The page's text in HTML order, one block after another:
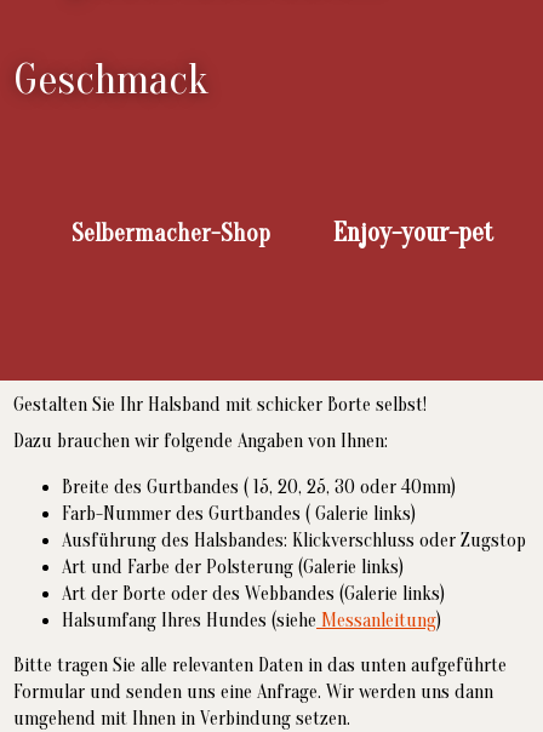
Geschmack
Selbermacher-Shop Enjoy-your-pet
Gestalten Sie Ihr Halsband mit schicker Borte selbst!
Dazu brauchen wir folgende Angaben von Ihnen:
Breite des Gurtbandes ( 15, 20, 25, 30 oder 40mm)
Farb-Nummer des Gurtbandes ( Galerie links)
Ausführung des Halsbandes: Klickverschluss oder Zugstop
Art und Farbe der Polsterung (Galerie links)
Art der Borte oder des Webbandes (Galerie links)
Halsumfang Ihres Hundes (siehe Messanleitung)
Bitte tragen Sie alle relevanten Daten in das unten aufgeführte
Formular und senden uns eine Anfrage. Wir werden uns dann
umgehend mit Ihnen in Verbindung setzen.